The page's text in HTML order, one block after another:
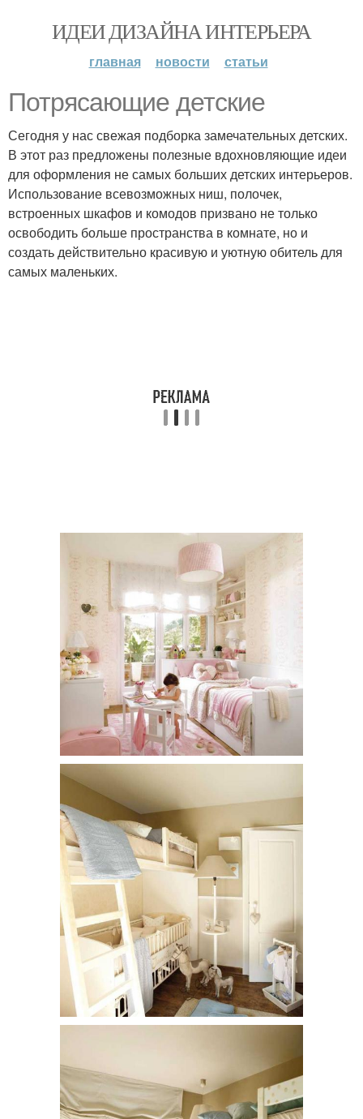
ИДЕИ ДИЗАЙНА ИНТЕРЬЕРА
главная новости статьи
Потрясающие детские
Сегодня у нас свежая подборка замечательных детских.
В этот раз предложены полезные вдохновляющие идеи
для оформления не самых больших детских интерьеров.
Использование всевозможных ниш, полочек,
встроенных шкафов и комодов призвано не только
освободить больше пространства в комнате, но и
создать действительно красивую и уютную обитель для
самых маленьких.